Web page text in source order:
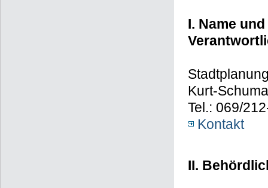
I. Name
Kurt-
Tel.: 069/
Kontakt
II.